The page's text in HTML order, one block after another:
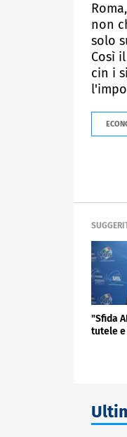
non
solo
Così
cin i
"Sfida
tutele